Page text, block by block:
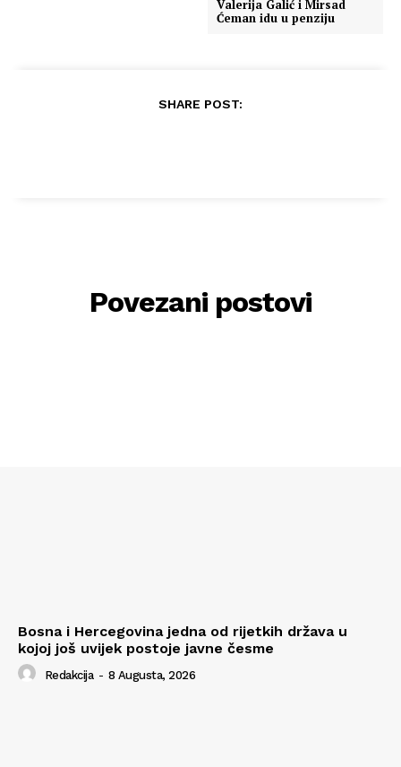
Valerija Galić i Mirsad
Ćeman idu u penziju
SHARE POST:
Povezani postovi
Bosna i Hercegovina jedna od rijetkih država u
kojoj još uvijek postoje javne česme
Redakcija - 8 Augusta, 2026